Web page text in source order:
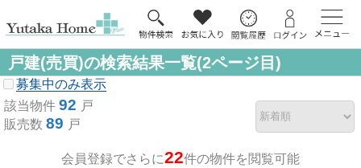
戸建(売買)の検索結果一覧(2ページ目)
募集中のみ表示
該当物件 92 戸
販売数 89 戸
会員登録でさらに22件の物件を閲覧可能